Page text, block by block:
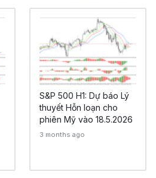
S&P 500 H1: Dự báo Lý
thuyết Hỗn loạn cho
phiên Mỹ vào 18.5.2026
3 months ago